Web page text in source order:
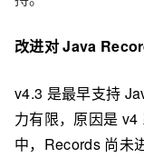
改进对 Java
v4.3 是最早支持
力有限，原因是
中，Records 尚未